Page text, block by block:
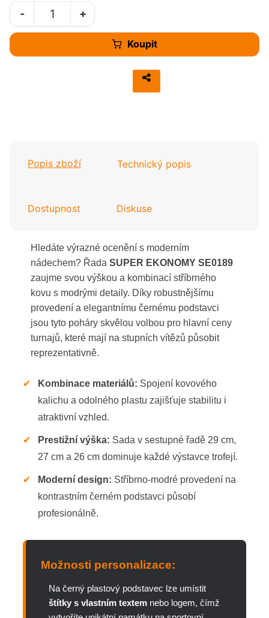
Koupit
+
-
Popis zboží Technický popis
Dostupnost Diskuse
Hledáte výrazné ocenění s moderním
nádechem? Řada SUPER EKONOMY SE0189
zaujme svou výškou a kombinací stříbrného
kovu s modrými detaily. Díky robustnějšímu
provedení a elegantnímu černému podstavci
jsou tyto poháry skvělou volbou pro hlavní ceny
turnajů, které mají na stupních vítězů působit
reprezentativně.
✔ Kombinace materiálů: Spojení kovového
kalichu a odolného plastu zajišťuje stabilitu i
atraktivní vzhled.
✔ Prestižní výška: Sada v sestupné řadě 29 cm,
27 cm a 26 cm dominuje každé výstavce trofejí.
✔ Moderní design: Stříbrno-modré provedení na
kontrastním černém podstavci působí
profesionálně.
Možnosti personalizace:
Na černý plastový podstavec lze umístit
štítky s vlastním textemnebo logem, čímž